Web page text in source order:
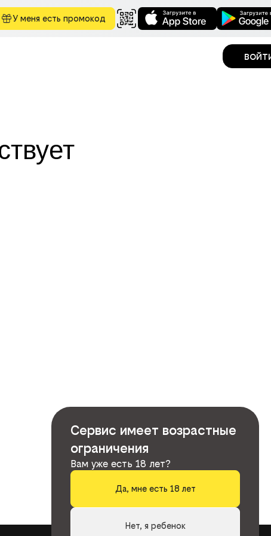
У меня есть промокод
Сервис имеет возрастные
ограничения
Вам уже есть 18 лет?
Да, мне есть 18 лет
Нет, я ребенок